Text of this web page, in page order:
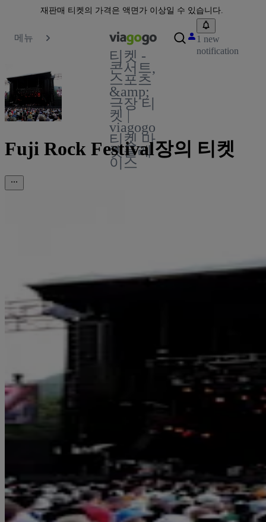
재판매 티켓의 가격은 액면가 이상일 수 있습니다.
메뉴
티켓 -
콘서트,
스포츠
&amp;
극장 티
켓 |
viagogo
티켓 마
켓플레
이스
1 new
notification
Fuji Rock Festival장의 티켓